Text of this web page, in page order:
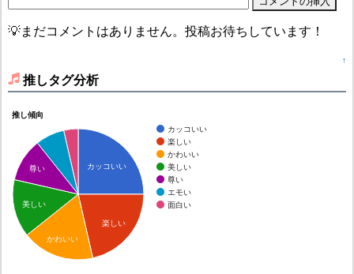
💡まだコメントはありません。投稿お待ちしています！
↑
推しタグ分析
推し傾向
カッコいい
楽しい
かわいい
美しい
尊い
エモい
面白い
カッコいい
楽しい
尊い
美しい
かわいい